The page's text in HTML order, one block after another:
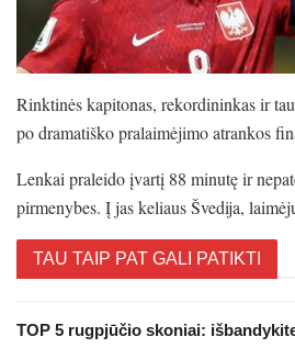
Rinktinės kapitonas, rekordininkas ir
po dramatiško pralaimėjimo atrankos
Lenkai praleido įvartį 88 minutę ir
pirmenybes. Į jas keliaus Švedija,
TAU TAIP PAT GALI PATIKTI
TOP 5 rugpjūčio skoniai: